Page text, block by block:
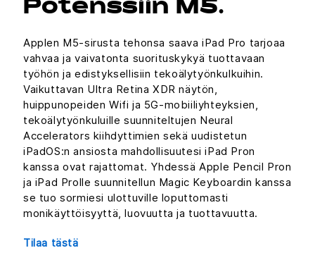
Potenssiin M5.
Applen M5-sirusta tehonsa saava iPad Pro tarjoaa
vahvaa ja vaivatonta suorituskykyä tuottavaan
työhön ja edistyksellisiin tekoälytyönkulkuihin.
Vaikuttavan Ultra Retina XDR näytön,
huippunopeiden Wifi ja 5G-mobiiliyhteyksien,
tekoälytyönkuluille suunniteltujen Neural
Accelerators kiihdyttimien sekä uudistetun
iPadOS:n ansiosta mahdollisuutesi iPad Pron
kanssa ovat rajattomat. Yhdessä Apple Pencil Pron
ja iPad Prolle suunnitellun Magic Keyboardin kanssa
se tuo sormiesi ulottuville loputtomasti
monikäyttöisyyttä, luovuutta ja tuottavuutta.
Tilaa tästä